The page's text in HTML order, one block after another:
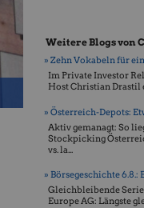
Weitere Blogs von
» Zehn Vokabeln für
Im Private Investor
Host Christian Drastil
» Österreich-Depots:
Aktiv gemanagt: So
Stockpicking
vs. la...
» Börsegeschichte 6.8.:
Gleichbleibende Serie
Europe AG: Längste